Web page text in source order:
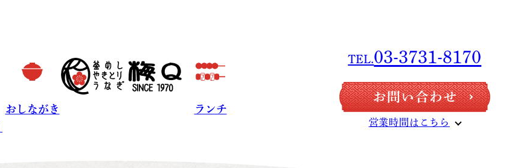
おしながき ランチ
TEL.03-3731-8170
営業時間はこちら
おしながき ランチ
営業時間はこちら